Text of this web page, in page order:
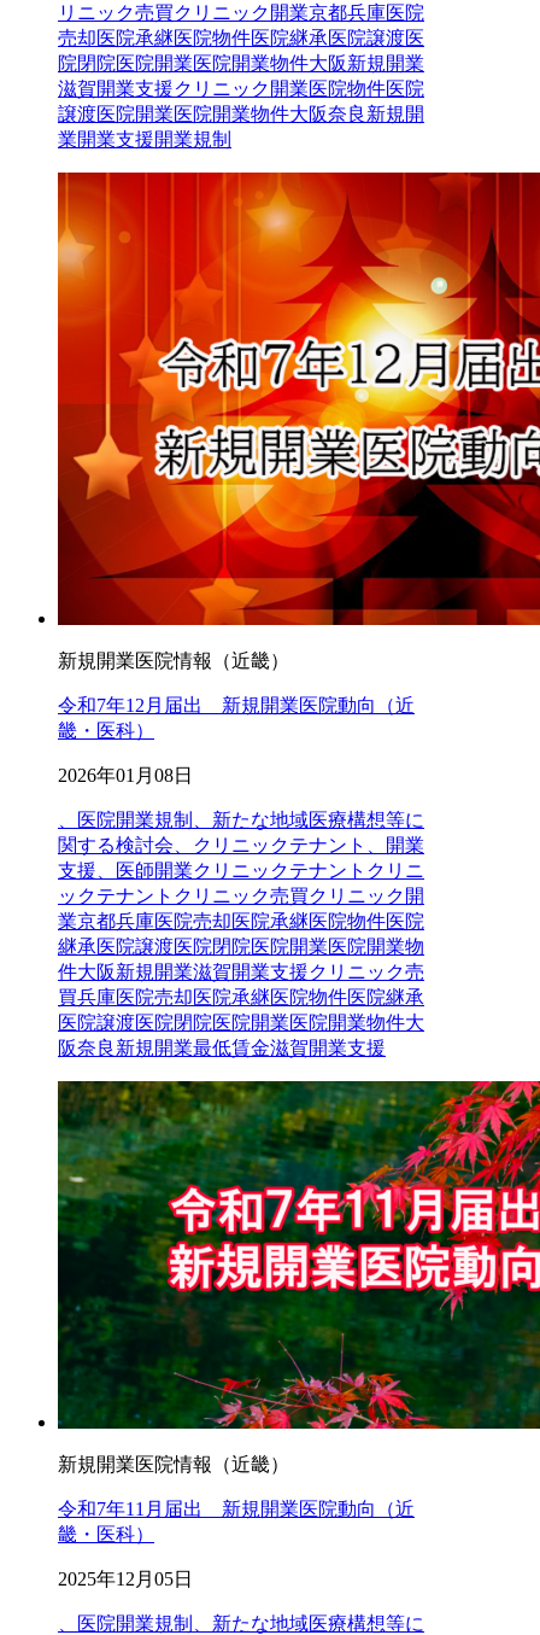
リニック売買クリニック開業京都兵庫医院
売却医院承継医院物件医院継承医院譲渡医
院閉院医院開業医院開業物件大阪新規開業
滋賀開業支援クリニック開業医院物件医院
譲渡医院開業医院開業物件大阪奈良 新規開
業開業支援開業規制
新規開業医院情報（近畿）
令和7年12月届出 新規開業医院動向（近
畿・医科）
2026年01月08日
、医院開業規制、新たな地域医療構想等に
関する検討会、クリニックテナント、開業
支援、医師開業クリニックテナント クリニ
ックテナントクリニック売買クリニック開
業京都兵庫医院売却医院承継医院物件医院
継承医院譲渡医院閉院医院開業医院開業物
件大阪新規開業滋賀開業支援クリニック売
買兵庫医院売却医院承継医院物件医院継承
医院譲渡医院閉院医院開業医院開業物件大
阪奈良 新規開業最低賃金滋賀開業支援
新規開業医院情報（近畿）
令和7年11月届出 新規開業医院動向（近
畿・医科）
2025年12月05日
、医院開業規制、新たな地域医療構想等に